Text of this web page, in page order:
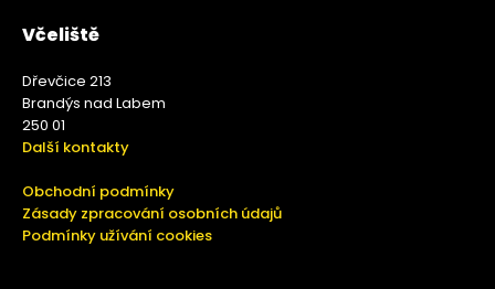
Včeliště
Dřevčice 213
Brandýs nad Labem
250 01
Další kontakty
Obchodní podmínky
Zásady zpracování osobních údajů
Podmínky užívání cookies